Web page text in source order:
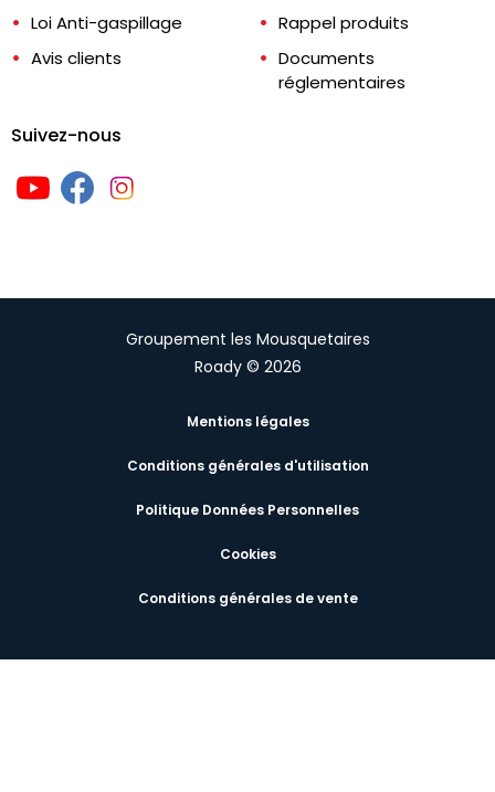
Loi Anti-gaspillage
Avis clients
Rappel produits
Documents
réglementaires
Suivez-nous
Groupement les Mousquetaires
Roady © 2026
Mentions légales
Conditions générales d'utilisation
Politique Données Personnelles
Cookies
Conditions générales de vente